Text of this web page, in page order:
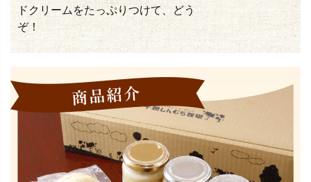
ドクリームをたっぷりつけて、どう
ぞ！